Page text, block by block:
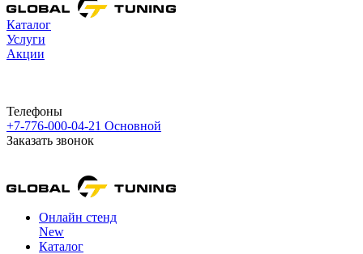
Каталог
Услуги
Акции
Телефоны
+7-776-000-04-21 Основной
Заказать звонок
Онлайн стенд
New
Каталог